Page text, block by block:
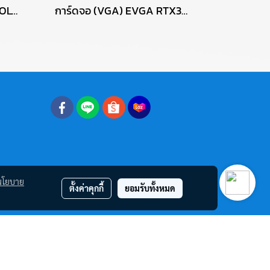
การ์ดจอ (VGA) POWER COLOR RED DEVIL RX6700XT 12GB 3F P15085 การ์ดจอ (VGA) EVGA RTX3060TI 8GB 3F FTW3 ULTRA P16563
ยบาย
ตั้งค่าคุกกี้ ยอมรับทั้งหมด